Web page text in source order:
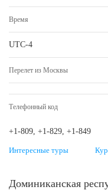
Время
UTC-4
Перелет из Москвы
Телефонный код
+1-809, +1-829, +1-849
Интересные туры
Доминиканская